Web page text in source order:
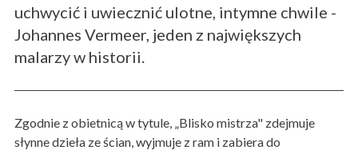
uchwycić i uwiecznić ulotne, intymne chwile -
Johannes Vermeer, jeden z największych
malarzy w historii.
Zgodnie z obietnicą w tytule, „Blisko mistrza" zdejmuje
słynne dzieła ze ścian, wyjmuje z ram i zabiera do